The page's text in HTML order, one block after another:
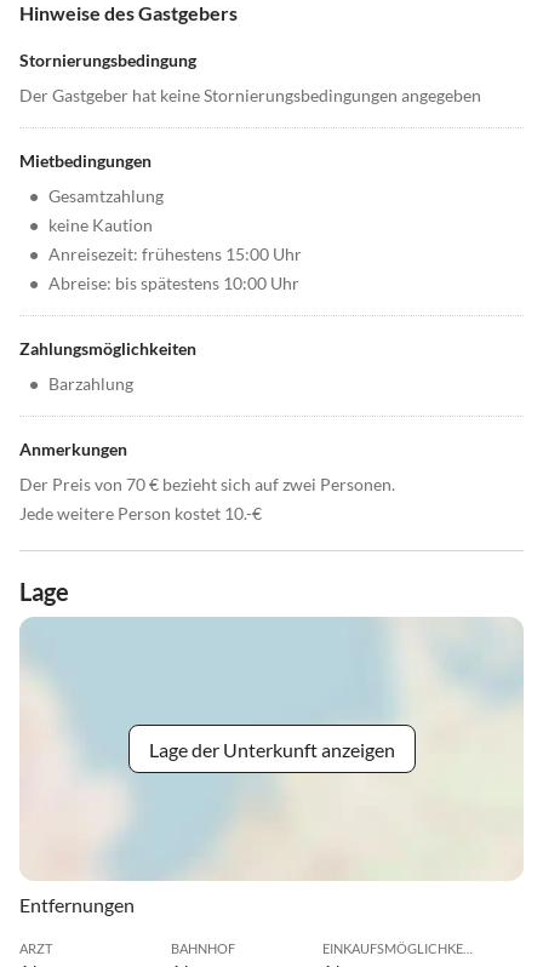
Hinweise des Gastgebers
Stornierungsbedingung
Der Gastgeber hat keine Stornierungsbedingungen angegeben
Mietbedingungen
• Gesamtzahlung
• keine Kaution
• Anreisezeit: frühestens 15:00 Uhr
• Abreise: bis spätestens 10:00 Uhr
Zahlungsmöglichkeiten
• Barzahlung
Anmerkungen
Der Preis von 70 € bezieht sich auf zwei Personen.
Jede weitere Person kostet 10.-€
Lage
Lage der Unterkunft anzeigen
Entfernungen
ARZT BAHNHOF EINKAUFSMÖGLICHKEIT